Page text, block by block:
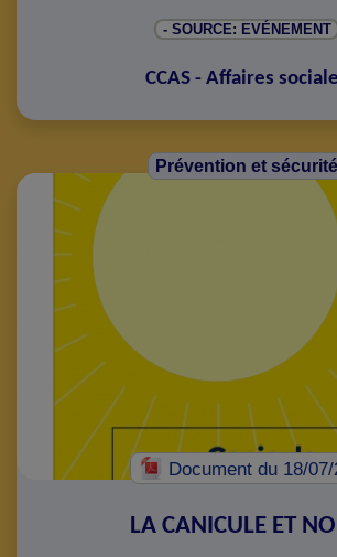
- SOURCE: EVÉNEMENT
CCAS - Affaires
Prévention et sécurité
Documentdu 18/
LA CANICULE ET